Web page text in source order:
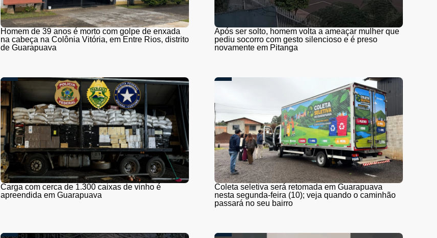
Homem de 39 anos é morto com golpe de enxada
na cabeça na Colônia Vitória, em Entre Rios, distrito
de Guarapuava
Após ser solto, homem volta a ameaçar mulher que
pediu socorro com gesto silencioso e é preso
novamente em Pitanga
Carga com cerca de 1.300 caixas de vinho é
apreendida em Guarapuava
Coleta seletiva será retomada em Guarapuava
nesta segunda-feira (10); veja quando o caminhão
passará no seu bairro